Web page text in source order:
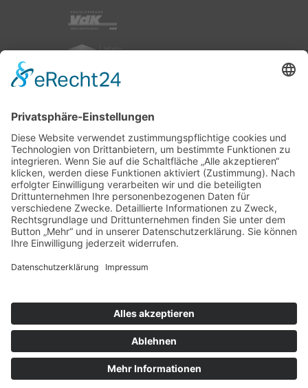
nach oben
Impressum|Datenschutz
Ihnen gefällt, was Sie lesen?
Dann teilen Sie es mit anderen!
X